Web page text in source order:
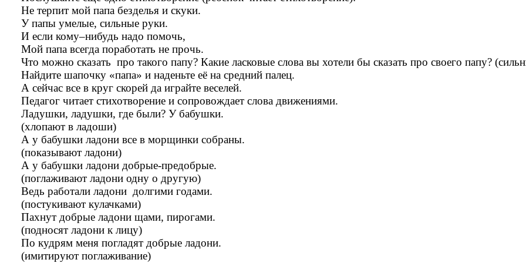
Не терпит мой папа безделья и скуки.
У папы умелые, сильные руки.
И если кому–нибудь надо помочь,
Мой папа всегда поработать не прочь.
Что можно сказать про такого папу? Какие ласковые слова вы хотели бы сказать про своего папу?
Найдите шапочку «папа» и наденьте её на средний палец.
А сейчас все в круг скорей да играйте веселей.
Педагог читает стихотворение и сопровождает слова движениями.
Ладушки, ладушки, где были? У бабушки.
(хлопают в ладоши)
А у бабушки ладони все в морщинки собраны.
(показывают ладони)
А у бабушки ладони добрые-предобрые.
(поглаживают ладони одну о другую)
Ведь работали ладони долгими годами.
(постукивают кулачками)
Пахнут добрые ладони щами, пирогами.
(подносят ладони к лицу)
По кудрям меня погладят добрые ладони.
(имитируют поглаживание)